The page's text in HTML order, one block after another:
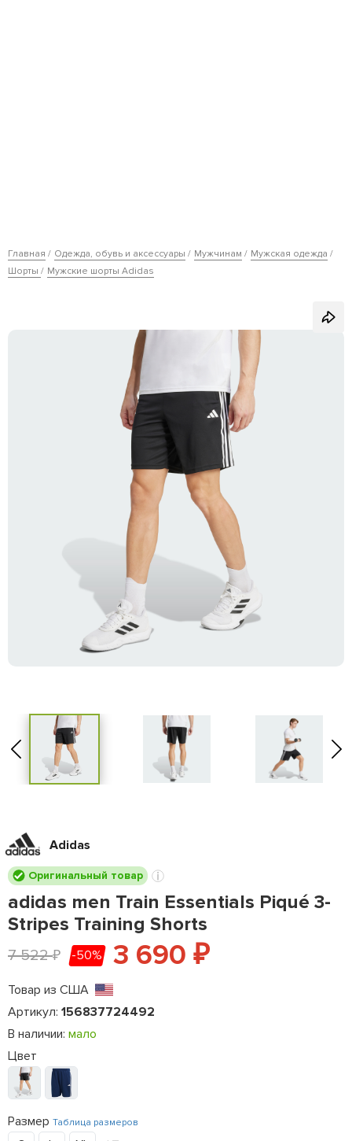
Главная Одежда, обувь и аксессуары Мужчинам
Мужская одежда
Шорты
Мужские шорты Adidas
Adidas
Оригинальный товар
adidas men Train Essentials Piqué 3-
Stripes Training Shorts
7 522₽ -50% 3 690 ₽
Товар из США
Артикул: 156837724492
В наличии: мало
Цвет
Размер Таблица размеров